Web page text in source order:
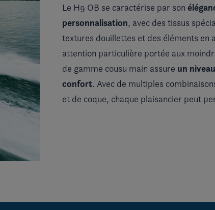
Le H9 OB se caractérise par son
personnalisation, avec des tissus
textures douillettes et des éléments en
attention particulière portée aux
de gamme cousu main assure un
confort. Avec de multiples
et de coque, chaque plaisancier peut